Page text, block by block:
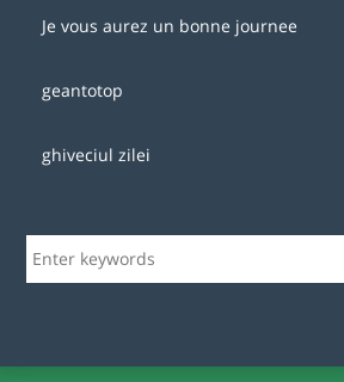
Je vous aurez un bonne journee
geantotop
ghiveciul zilei